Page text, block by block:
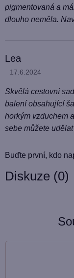
pigmentovaná a
dlouho neměla.
Lea
Hodnocení produktu je
17.6.2024
Skvělá cestovní
balení obsahující
horkým vzduchem
sebe můžete udělat
Buďte první, kdo
Diskuze (0)